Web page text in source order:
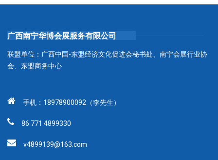
广西南宁华博会展服务有限公司
联盟单位：广西中国-东盟经济文化促进会秘书处、南宁会展行业协
会、东盟商务中心
手机：18978900092（李先生）
86 771 4899330
v4899139@163.com